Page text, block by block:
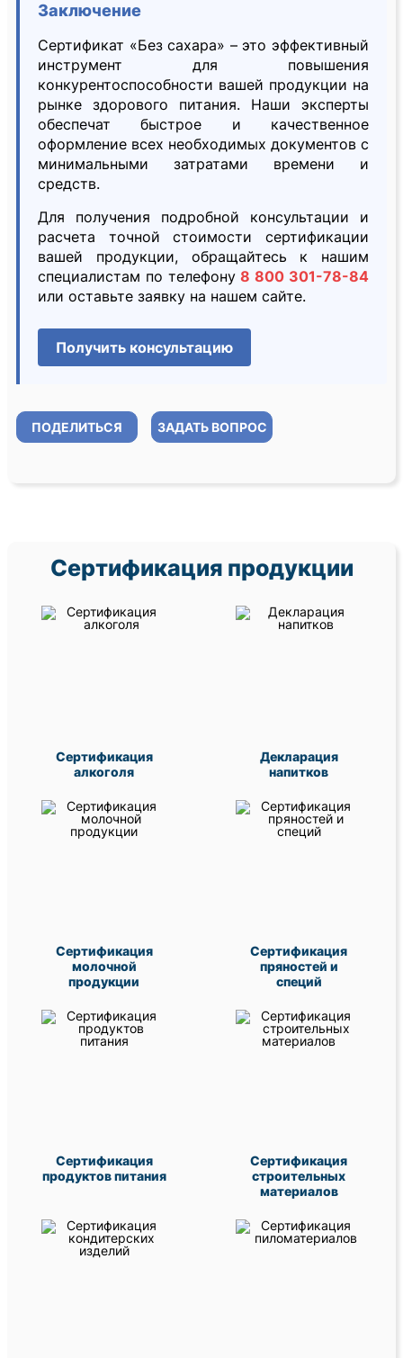
Заключение
Сертификат «Без сахара» – это эффективный
инструмент для повышения
конкурентоспособности вашей продукции на
рынке здорового питания. Наши эксперты
обеспечат быстрое и качественное
оформление всех необходимых документов с
минимальными затратами времени и
средств.
Для получения подробной консультации и
расчета точной стоимости сертификации
вашей продукции, обращайтесь к нашим
специалистам по телефону8 800 301-78-84
или оставьте заявку на нашем сайте.
Получить консультацию
ПОДЕЛИТЬСЯ ЗАДАТЬ ВОПРОС
Сертификация продукции
Сертификация
алкоголя
Декларация
напитков
Сертификация
молочной
продукции
Сертификация
пряностей и
специй
Сертификация
продуктов питания
Сертификация
строительных
материалов